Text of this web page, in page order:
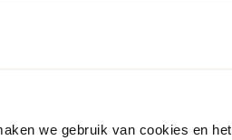
we gebruik van cookies en het